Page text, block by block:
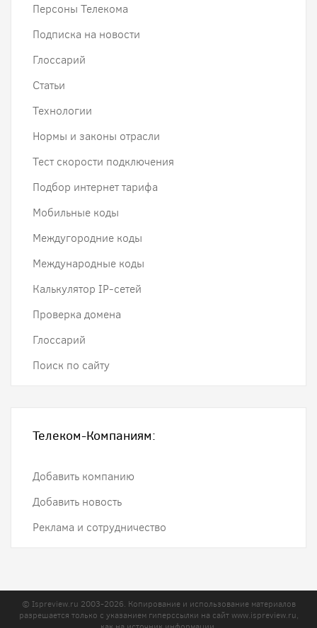
Персоны Телекома
Подписка на новости
Глоссарий
Статьи
Технологии
Нормы и законы отрасли
Тест скорости подключения
Подбор интернет тарифа
Мобильные коды
Междугородние коды
Международные коды
Калькулятор IP-сетей
Проверка домена
Глоссарий
Поиск по сайту
Телеком-Компаниям:
Добавить компанию
Добавить новость
Реклама и сотрудничество
© Ispreview.ru 2003-2026. Копирование и использование материалов
разрешается только с указанием гиперссылки на сайтwww.ispreview.ru,